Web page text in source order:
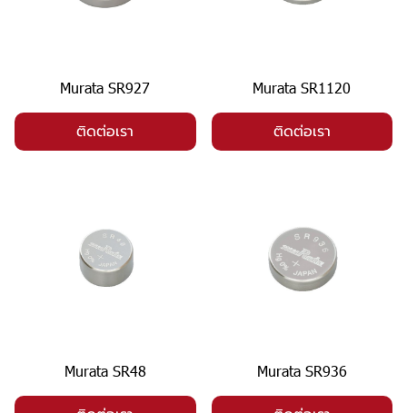
Murata SR927
ติดต่อเรา
Murata SR1120
ติดต่อเรา
Murata SR48 Murata SR936